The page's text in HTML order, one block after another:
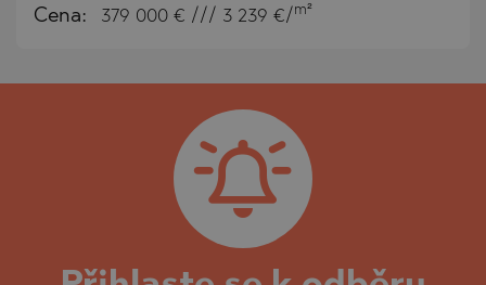
Cena: 379 000 € /// 3 239 €/ m²